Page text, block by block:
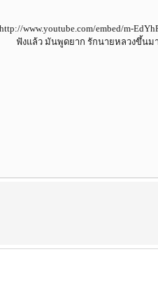
www.youtube.com/embed/m-
ฟังแล้ว มันพูดยาก รักนายหลวงขึ้นม